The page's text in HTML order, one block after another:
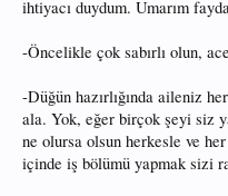
ihtiyacı duydum. Umarım
-Öncelikle çok sabırlı olun,
-Düğün hazırlığında aileniz
ala. Yok, eğer birçok şeyi siz
ne olursa olsun herkesle ve
içinde iş bölümü yapmak sizi